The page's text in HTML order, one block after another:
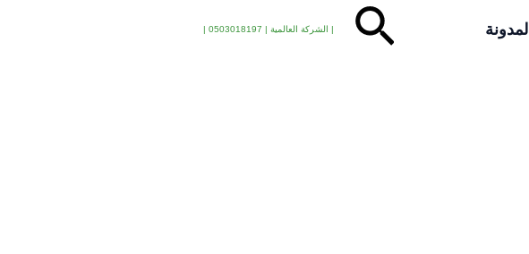
المدونة البحث
| الشركة العالمية | 0503018197 |